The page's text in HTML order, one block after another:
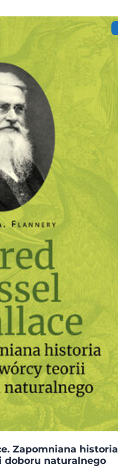
Zapomniana historia
doboru naturalnego